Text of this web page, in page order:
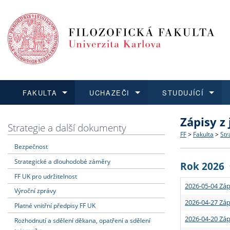
FAKULTA
Dozvědět se více
Struktura
Strategie
Podpora
UCHAZEČI
Podat přihlášku
Co
Učitelské
STUDUJÍCÍ
Dozvědět se více
Rigorózní
Dozvědět se více
O vědě a
Granty a
Dozvědět se více
Aktuální
Strategie a další dokumenty
Bezpečnost
Strategické a dlouhodobé záměry
FF UK pro udržitelnost
Výroční zprávy
Platné vnitřní předpisy FF UK
Rozhodnutí a sdělení děkana, opatření a sdělení
Zápisy
FF > Fakulta >
Rok 2026
2026-05-04
2026-04-27
2026-04-20